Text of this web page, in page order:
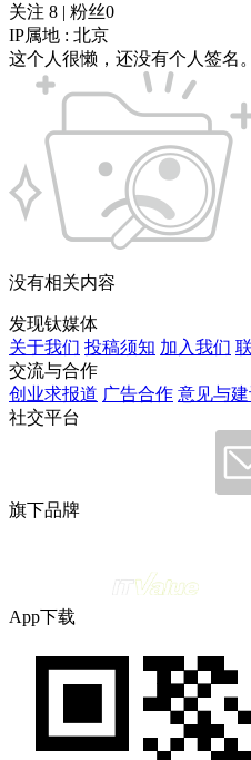
关注 8 | 粉丝0
IP属地 : 北京
这个人很懒，还没有个人签名。
没有相关内容
发现钛媒体
关于我们 投稿须知 加入我们
交流与合作
创业求报道 广告合作 意见与建
社交平台
旗下品牌
App下载